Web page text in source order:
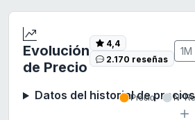
Evolución
de Precio
4,4
2.170 reseñas
1M
Datos del historial de precios
Precio Nº